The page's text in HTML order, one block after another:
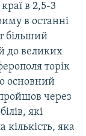
в 2,5-3
в останні
більший
до великих
торік
основний
через
які
яка